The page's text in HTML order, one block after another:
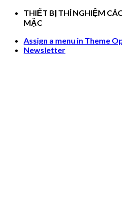
Skip
THIẾT BỊ THÍ NGHIỆM
MẶC
Assign a menu in Theme
Newsletter